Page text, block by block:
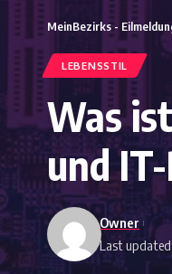
MeinBezirks -
LEBENSSTIL
Was
und
Last
Owner